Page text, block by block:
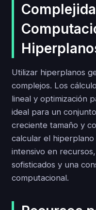
Utilizar hiperplanos
complejos. Los
lineal y optimización
ideal para un
creciente tamaño y
calcular el
intensivo en
sofisticados y una
computacional.